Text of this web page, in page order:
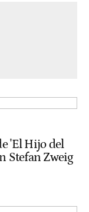
'El Hijo del
Stefan Zweig